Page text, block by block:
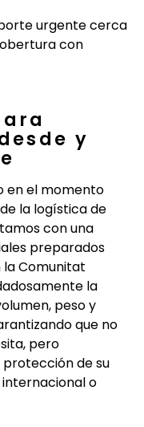
urgente cerca
con
y
en el momento
la logística de
con una
preparados
Comunitat
la
peso y
que no
pero
de su
o